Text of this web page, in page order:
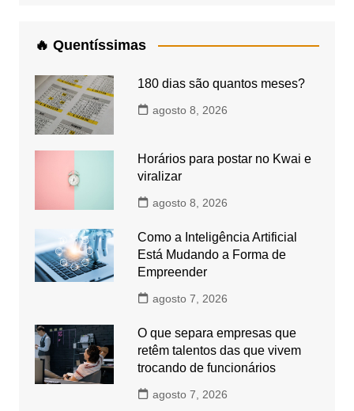
🔥 Quentíssimas
180 dias são quantos meses?
agosto 8, 2026
Horários para postar no Kwai e
viralizar
agosto 8, 2026
Como a Inteligência Artificial
Está Mudando a Forma de
Empreender
agosto 7, 2026
O que separa empresas que
retêm talentos das que vivem
trocando de funcionários
agosto 7, 2026